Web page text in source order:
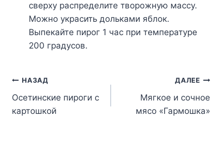
сверху распределите творожную массу.
Можно украсить дольками яблок.
Выпекайте пирог 1 час при температуре
200 градусов.
Навигация
по
НАЗАД
Осетинские пироги с
картошкой
ДАЛЕЕ
Мягкое и сочное
мясо «Гармошка»